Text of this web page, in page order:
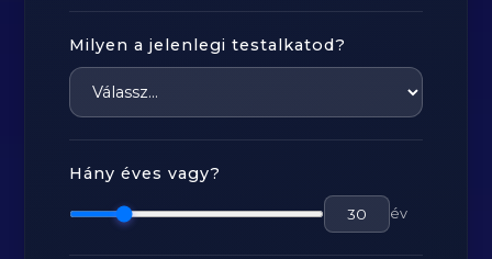
Milyen a jelenlegi testalkatod?
Hány éves vagy?
év